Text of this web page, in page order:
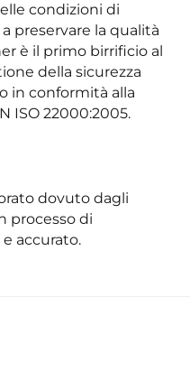
condizioni di
preservare la qualità
è il primo birrificio al
della sicurezza
in conformità alla
ISO 22000:2005.
dovuto dagli
processo di
accurato.